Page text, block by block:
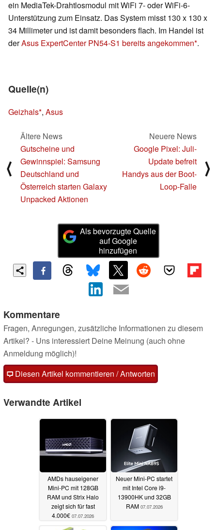
ein MediaTek-Drahtlosmodul mit WiFi 7- oder WiFi-6-
Unterstützung zum Einsatz. Das System misst 130 x 130 x
34 Millimeter und ist damit besonders flach. Im Handel ist
derAsus ExpertCenter PN54-S1 bereits angekommen .
Quelle(n)
Geizhals , Asus
⟨
Ältere News
Gutscheine und
Gewinnspiel: Samsung
Deutschland und
Österreich starten Galaxy
Unpacked Aktionen
Neuere News
Google Pixel: Juli-
Update befreit
Handys aus der Boot-
Loop-Falle
⟩
Als bevorzugte Quelle
auf Google
hinzufügen
Kommentare
Fragen, Anregungen, zusätzliche Informationen zu diesem
Artikel? - Uns interessiert Deine Meinung (auch ohne
Anmeldung möglich)!
Diesen Artikel kommentieren / Antworten
Verwandte Artikel
AMDs hauseigener
Mini-PC mit 128GB
RAM und Strix Halo
zeigt sich für fast
4.000€ 07.07.2026
Neuer Mini-PC startet
mit Intel Core i9-
13900HK und 32GB
RAM 07.07.2026